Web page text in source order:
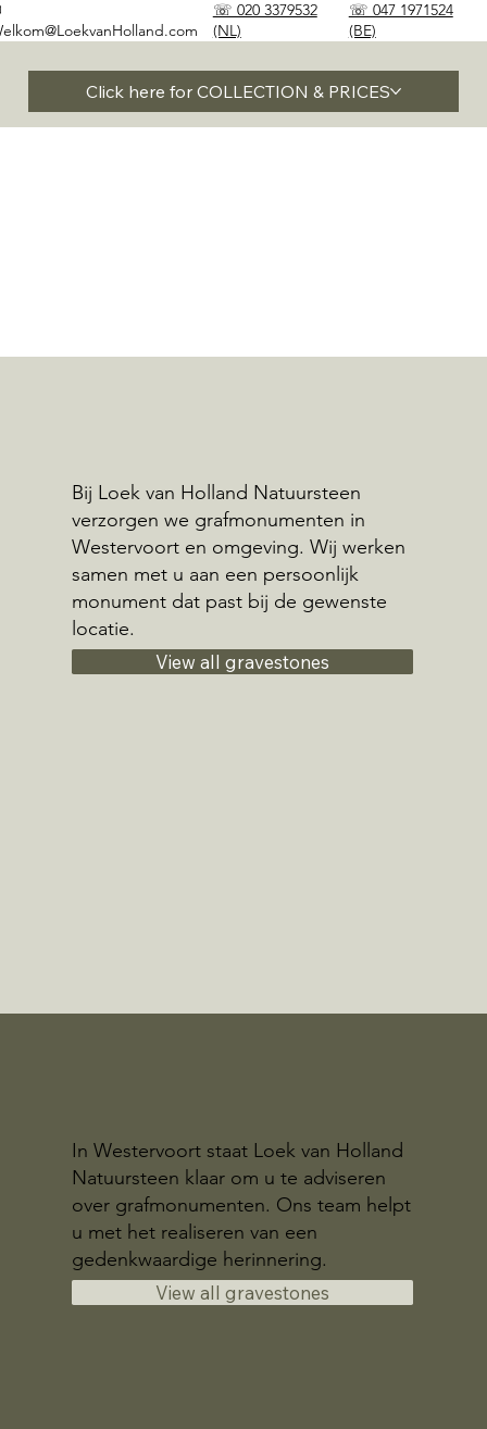
☏ 020 3379532
(NL)
☏ 047 1971524
(BE)
Click here for COLLECTION & PRICES
Bij Loek van Holland Natuursteen
verzorgen we grafmonumenten in
Westervoort en omgeving. Wij werken
samen met u aan een persoonlijk
monument dat past bij de gewenste
locatie.
View all gravestones
In Westervoort staat Loek van Holland
Natuursteen klaar om u te adviseren
over grafmonumenten. Ons team helpt
u met het realiseren van een
gedenkwaardige herinnering.
View all gravestones